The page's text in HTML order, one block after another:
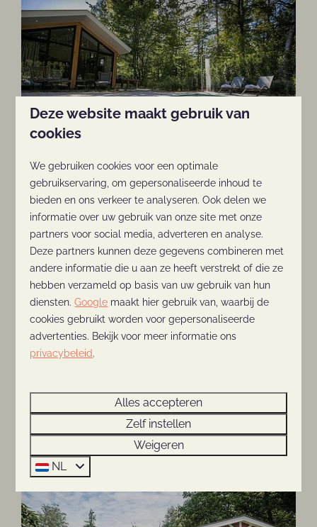
6 persoons Pool Lodge
Meer informatie
10 persoons Pool Lodge
Meer informatie
Deze website maakt gebruik van
cookies
We gebruiken cookies voor een optimale
gebruikservaring, om gepersonaliseerde inhoud te
bieden en ons verkeer te analyseren. Ook delen we
informatie over uw gebruik van onze site met onze
partners voor social media, adverteren en analyse.
Deze partners kunnen deze gegevens combineren met
andere informatie die u aan ze heeft verstrekt of die ze
hebben verzameld op basis van uw gebruik van hun
diensten.Google maakt hier gebruik van, waarbij de
cookies gebruikt worden voor gepersonaliseerde
advertenties. Bekijk voor meer informatie ons
privacybeleid.
Alles accepteren
Zelf instellen
Weigeren
NL